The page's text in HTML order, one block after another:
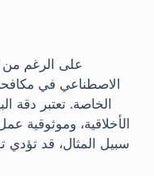
على الرغم من
الاصطناعي في مكافحة
الخاصة. تعتبر دقة
الأخلاقية، وموثوقية
سبيل المثال، قد تؤدي